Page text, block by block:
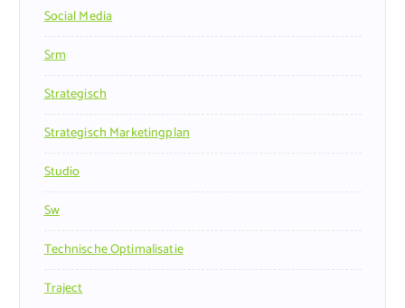
Social Media
Srm
Strategisch
Strategisch Marketingplan
Studio
Sw
Technische Optimalisatie
Traject